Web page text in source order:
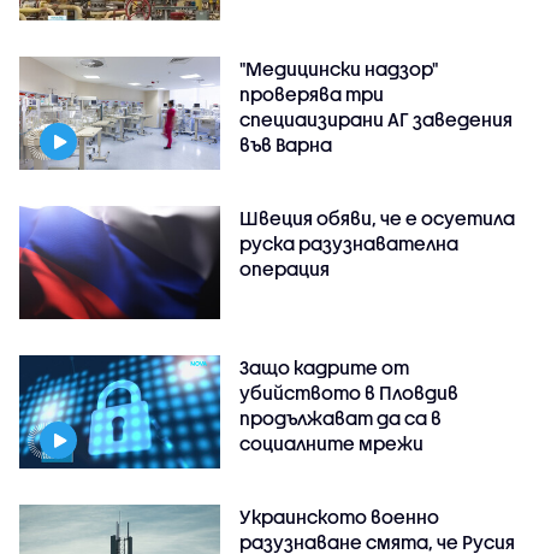
"Медицински надзор"
проверява три
специаизирани АГ заведения
във Варнa
Швеция обяви, че е осуетила
руска разузнавателна
операция
Защо кадрите от
убийството в Пловдив
продължават да са в
социалните мрежи
Украинското военно
разузнаване смята, че Русия